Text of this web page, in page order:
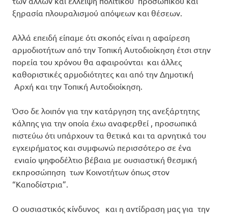
ξηρασία πλουραλισμού απόψεων και θέσεων.
Αλλά επειδή είπαμε ότι σκοπός είναι η αφαίρεση
αρμοδιοτήτων από την Τοπική Αυτοδιοίκηση έτσι στην
πορεία του χρόνου θα αφαιρούνται και άλλες
καθοριστικές αρμοδιότητες και από την Δημοτική
Αρχή και την Τοπική Αυτοδιοίκηση.
Όσο δε λοιπόν για την κατάργηση της ανεξάρτητης
κάλπης για την οποία έχω αναφερθεί , προσωπικά
πιστεύω ότι υπάρχουν τα θετικά και τα αρνητικά του
εγχειρήματος και συμφωνώ περισσότερο σε ένα
ενιαίο ψηφοδέλτιο βέβαια με ουσιαστική θεσμική
εκπροσώπηση των Κοινοτήτων όπως στον
“Καποδίστρια”.
Ο ουσιαστικός κίνδυνος και η αντίδραση μας για την